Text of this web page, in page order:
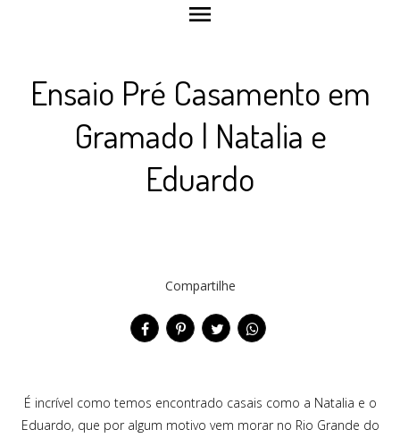
menu
Ensaio Pré Casamento em
Gramado | Natalia e
Eduardo
Compartilhe
É incrível como temos encontrado casais como a Natalia e o
Eduardo, que por algum motivo vem morar no Rio Grande do